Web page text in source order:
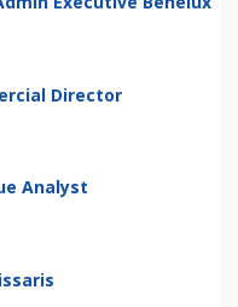
Director
Analyst